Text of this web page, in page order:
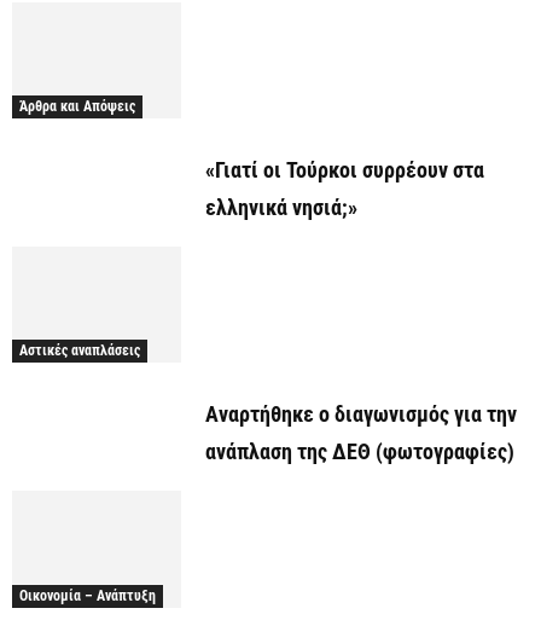
Άρθρα και Απόψεις
«Γιατί οι Τούρκοι συρρέουν στα
ελληνικά νησιά;»
Αστικές αναπλάσεις
Αναρτήθηκε o διαγωνισμός για την
ανάπλαση της ΔΕΘ (φωτογραφίες)
Οικονομία – Ανάπτυξη